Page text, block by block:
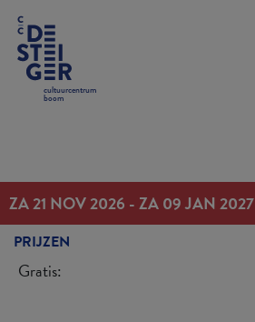
cultuurcentrum
boom
ZA 21 NOV 2026 - ZA 09 JAN 2027
PRIJZEN
Gratis: